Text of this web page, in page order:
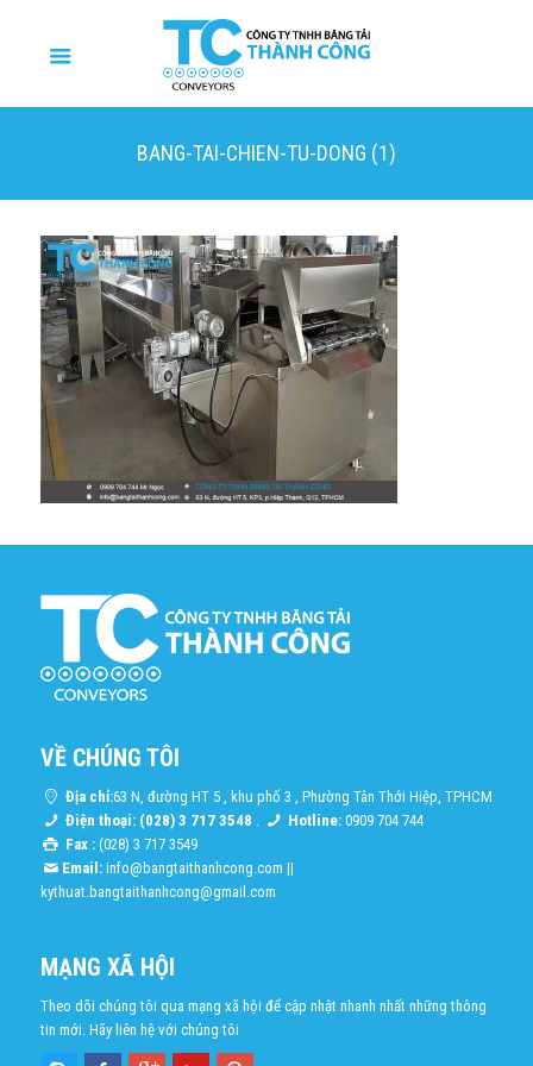
BANG-TAI-CHIEN-TU-DONG (1)
VỀ CHÚNG TÔI
Địa chỉ:63 N, đường HT 5 , khu phố 3 , Phường Tân Thới Hiệp, TPHCM
Điện thoại: (028) 3 717 3548 . Hotline: 0909 704 744
Fax :(028) 3 717 3549
Email: info@bangtaithanhcong.com ||
kythuat.bangtaithanhcong@gmail.com
MẠNG XÃ HỘI
Theo dõi chúng tôi qua mạng xã hội để cập nhật nhanh nhất những thông
tin mới. Hãy liên hệ với chúng tôi